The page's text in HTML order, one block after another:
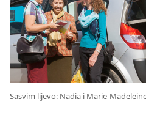
Sasvim lijevo: Nadia i Marie-